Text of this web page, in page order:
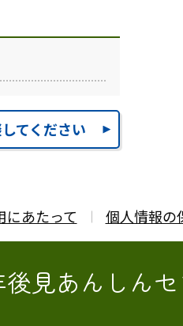
てください
にあたって 個人情報の
見あんしん